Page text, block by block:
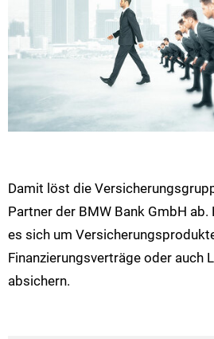
Damit löst die
Partner der BMW Bank GmbH ab.
es sich um
Finanzierungsverträge oder auch
absichern.